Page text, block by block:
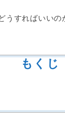
うすればいいの
もくじ